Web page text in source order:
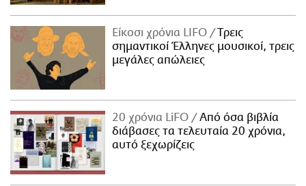
Είκοσι χρόνια LIFO
Tρεις
σημαντικοί Έλληνες μουσικοί, τρεις
μεγάλες απώλειες
20 χρόνια LiFO
Από όσα βιβλία
διάβασες τα τελευταία 20 χρόνια,
αυτό ξεχωρίζεις